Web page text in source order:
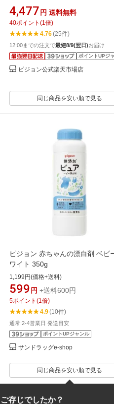
洗濯洗剤 衣類洗剤 衣類用洗剤 衣
類用 洗濯 洗濯用 洗濯用品 洗濯用
赤ちゃん 赤ちゃん用 赤ちゃん用
ビー用 ベビー用品 ベビーグッズ
こども キッズ 子供用 赤ちゃんグ
4,477 円 送料無料
40ポイント (1倍)
4.76(25件)
12:00までの注文で最短8/9(翌日)お届け
ポイントUPジ
ピジョン公式楽天市場店
同じ商品を安い順で見る
ピジョン 赤ちゃんの漂白剤 ベビ
ワイト 350g
1,199円(価格+送料)
599 円 +送料600円
5ポイント (1倍)
4.9(10件)
通常:2-4営業日 発送目安
ポイントUPジャンル
サンドラッグe-shop
同じ商品を安い順で見る
ご存じでしたか？